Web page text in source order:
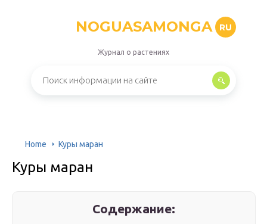
NOGUASAMONGA RU
Журнал о растениях
Home Куры маран
Куры маран
Содержание: